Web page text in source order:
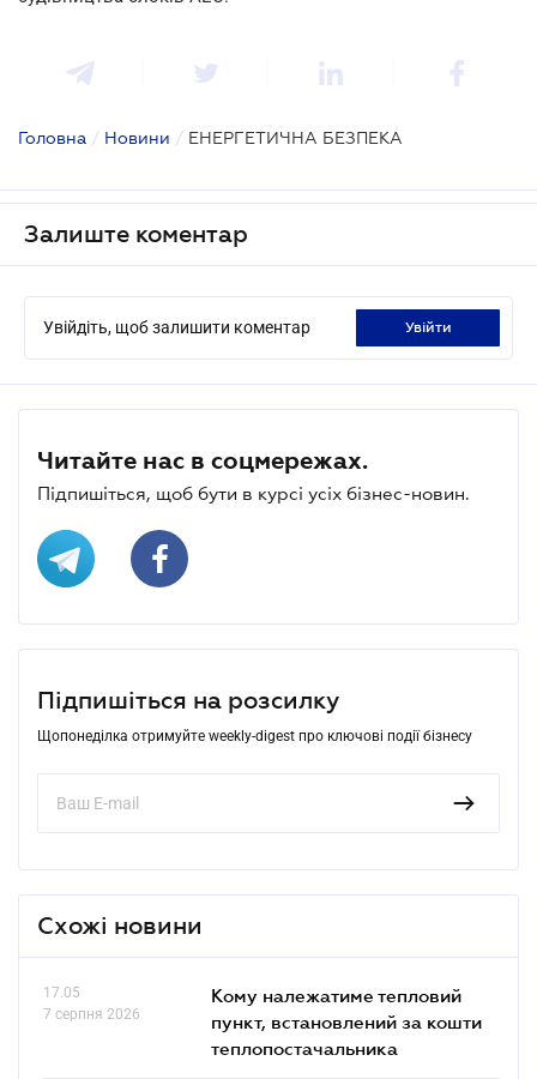
Головна / Новини / ЕНЕРГЕТИЧНА БЕЗПЕКА
Залиште коментар
Увійдіть, щоб залишити коментар увійти
Читайте нас в соцмережах.
Підпишіться, щоб бути в курсі усіх бізнес-новин.
Підпишіться на розсилку
Щопонеділка отримуйте weekly-digest про ключові події бізнесу
Схожі новини
17.05
7 серпня 2026
Кому належатиме тепловий
пункт, встановлений за кошти
теплопостачальника